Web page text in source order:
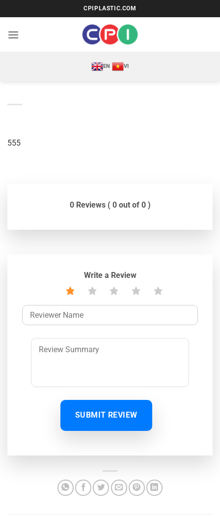
qua
nội
CPIPLASTIC.COM
EN VI
555
0 Reviews ( 0 out of 0 )
Write a Review
SUBMIT REVIEW